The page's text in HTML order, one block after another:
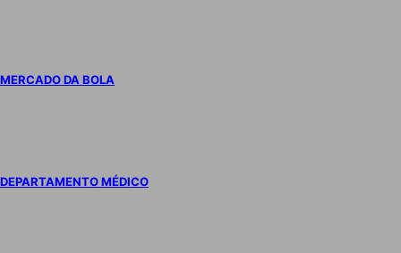
MERCADO DA BOLA
DEPARTAMENTO MÉDICO